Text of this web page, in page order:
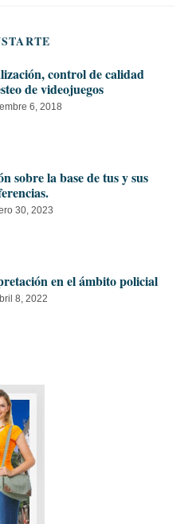
control de calidad
de videojuegos
6, 2018
sobre la base de tus y sus
30, 2023
en el ámbito policial
8, 2022